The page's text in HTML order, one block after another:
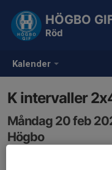
Kalender
HÖGBO
Röd
K intervaller
Måndag 20 feb
Högbo
Samling: 18:00,